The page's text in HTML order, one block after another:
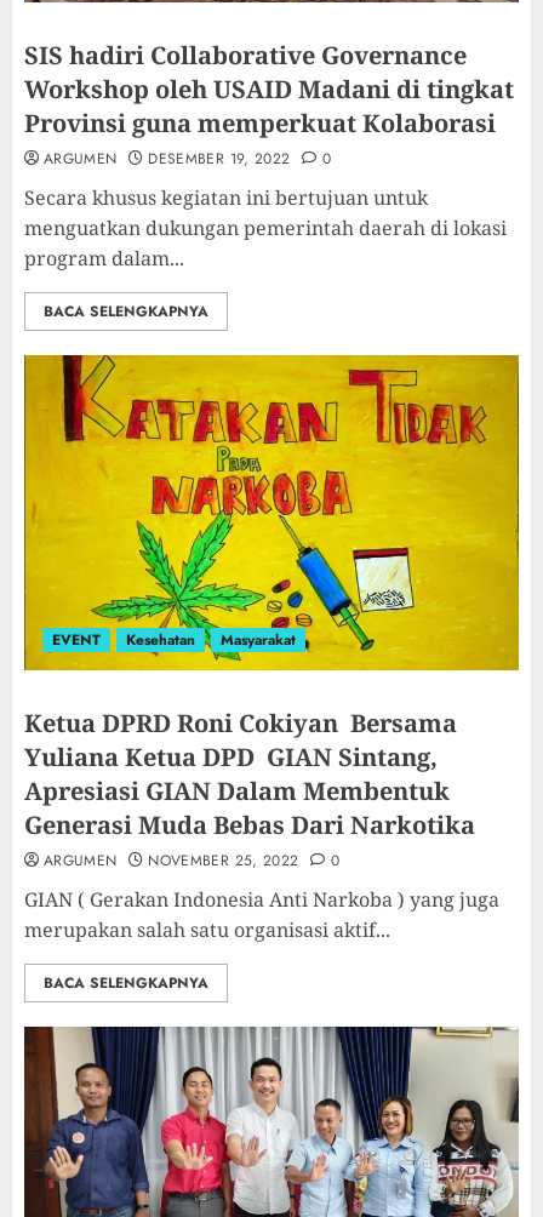
SIS hadiri Collaborative Governance
Workshop oleh USAID Madani di tingkat
Provinsi guna memperkuat Kolaborasi
ARGUMEN DESEMBER 19, 2022 0
Secara khusus kegiatan ini bertujuan untuk
menguatkan dukungan pemerintah daerah di lokasi
program dalam...
BACA SELENGKAPNYA
EVENT Kesehatan Masyarakat
Ketua DPRD Roni Cokiyan Bersama
Yuliana Ketua DPD GIAN Sintang,
Apresiasi GIAN Dalam Membentuk
Generasi Muda Bebas Dari Narkotika
ARGUMEN NOVEMBER 25, 2022 0
GIAN ( Gerakan Indonesia Anti Narkoba ) yang juga
merupakan salah satu organisasi aktif...
BACA SELENGKAPNYA